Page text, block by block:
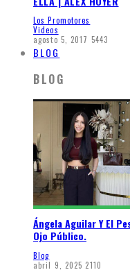
Los Promotores
Videos
agosto 5, 2017 5443
BLOG
BLOG
Ángela Aguilar Y El
Ojo Público.
Blog
abril 9, 2025 2110